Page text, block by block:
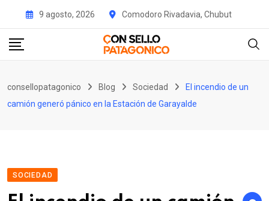
content
9 agosto, 2026 Comodoro Rivadavia, Chubut
consellopatagonico Blog Sociedad
El incendio de un
camión generó pánico en la Estación de Garayalde
SOCIEDAD